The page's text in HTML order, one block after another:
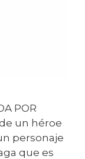
POR
un héroe
personaje
que es